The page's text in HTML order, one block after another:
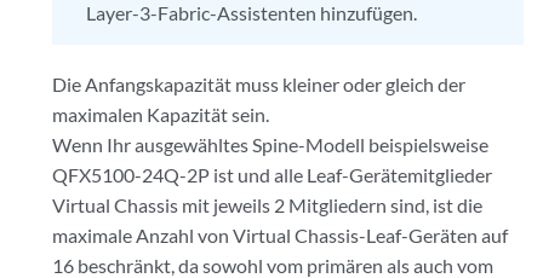
Layer-3-Fabric-Assistenten hinzufügen.
Die Anfangskapazität muss kleiner oder gleich der
maximalen Kapazität sein.
Wenn Ihr ausgewähltes Spine-Modell beispielsweise
QFX5100-24Q-2P ist und alle Leaf-Gerätemitglieder
Virtual Chassis mit jeweils 2 Mitgliedern sind, ist die
maximale Anzahl von Virtual Chassis-Leaf-Geräten auf
16 beschränkt, da sowohl vom primären als auch vom